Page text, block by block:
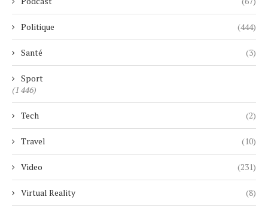
Politique (444)
Santé (3)
Sport
(1 446)
Tech (2)
Travel (10)
Video (231)
Virtual Reality (8)